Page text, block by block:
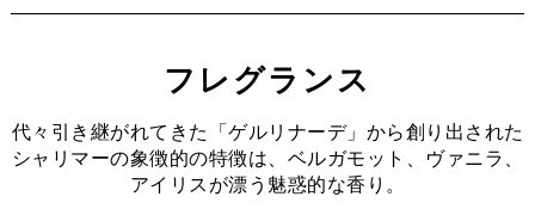
フレグランス
代々引き継がれてきた「ゲルリナーデ」から創り出された
シャリマーの象徴的の特徴は、ベルガモット、ヴァニラ、
アイリスが漂う魅惑的な香り。